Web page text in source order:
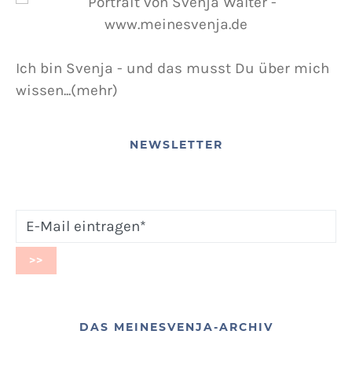
Ich bin Svenja - und das musst Du über mich
wissen...(mehr)
NEWSLETTER
DAS MEINESVENJA-ARCHIV